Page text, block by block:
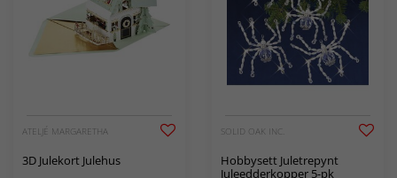
ATELJÉ MARGARETHA
3D Julekort Julehus
SOLID OAK INC.
Hobbysett Juletrepynt
Juleedderkopper 5-pk